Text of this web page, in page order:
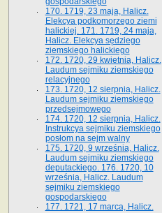
170. 1719, 23 maja, Halicz.
Elekcya podkomorzego ziemi
halickiej. 171. 1719, 24 maja,
Halicz. Elekcya sędziego
ziemskiego halickiego
172. 1720, 29 kwietnia, Halicz.
Laudum sejmiku ziemskiego
relacyjnego
173. 1720, 12 sierpnia, Halicz.
Laudum sejmiku ziemskiego
przedsejmowego
174. 1720, 12 sierpnia, Halicz.
Instrukcya sejmiku ziemskiego
posłom na sejm walny
175. 1720, 9 września, Halicz.
Laudum sejmiku ziemskiego
deputackiego. 176. 1720, 10
września, Halicz. Laudum
sejmiku ziemskiego
gospodarskiego
177. 1721, 17 marca, Halicz.